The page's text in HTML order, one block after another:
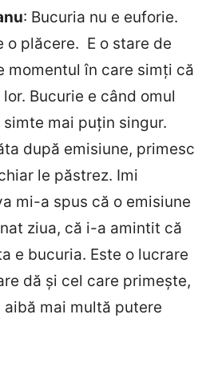
: Bucuria nu e euforie.
o plăcere. E o stare de
momentul în care simţi că
Bucurie e când omul
mai puțin singur.
după emisiune, primesc
le păstrez. Imi
mi-a spus că o emisiune
ziua, că i-a amintit că
e bucuria. Este o lucrare
dă și cel care primește,
mai multă putere